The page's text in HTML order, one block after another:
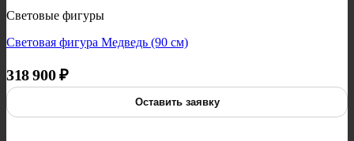
Световые фигуры
Световая фигура Медведь (90 см)
318 900₽
Оставить заявку